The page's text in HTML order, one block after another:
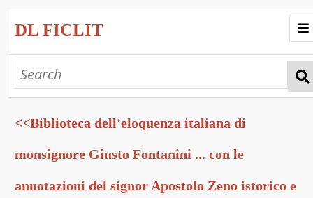
DL FICLIT
Home
Progetto
Collezioni
Esplora
Mostre Virtuali
<<Biblioteca dell'eloquenza italiana di
monsignore Giusto Fontanini ... con le
annotazioni del signor Apostolo Zeno istorico e